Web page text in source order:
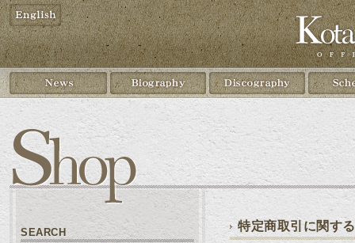
SEARCH 特定商取引に関す